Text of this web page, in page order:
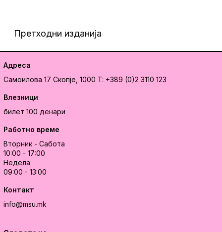
Претходни изданија
Адреса
Самоилова 17 Скопје, 1000 T: +389 (0)2 3110 123
Влезници
билет 100 денари
Работно време
Вторник - Сабота
10:00 - 17:00
Недела
09:00 - 13:00
Контакт
info@msu.mk